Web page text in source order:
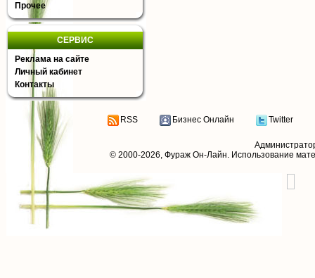
Прочее
СЕРВИС
Реклама на сайте
Личный кабинет
Контакты
RSS Бизнес Онлайн Twitter
© 2000-2026, Фураж Он-Лайн. Использование